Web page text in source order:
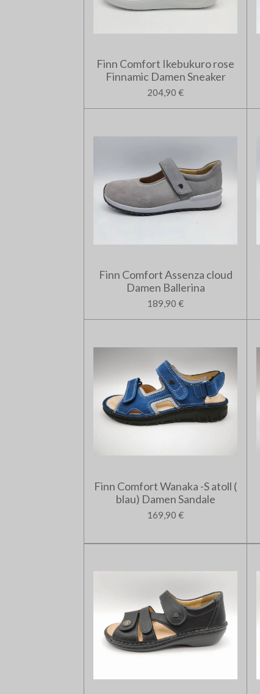
Finn Comfort Ikebukuro rose
Finnamic Damen Sneaker
204,90 €
Finn Comfort Assenza cloud
Damen Ballerina
189,90 €
Finn Comfort Wanaka -S atoll (
blau) Damen Sandale
169,90 €